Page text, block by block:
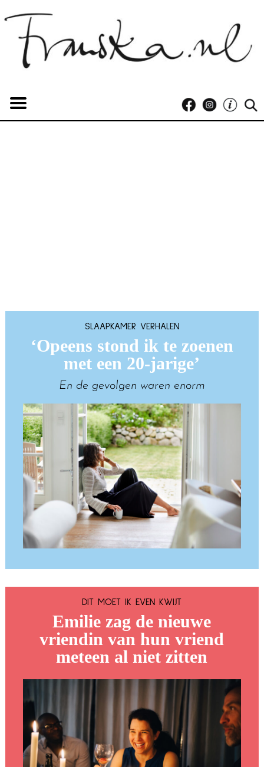
SLAAPKAMER VERHALEN
‘Opeens stond ik te zoenen
met een 20-jarige’
En de gevolgen waren enorm
DIT MOET IK EVEN KWIJT
Emilie zag de nieuwe
vriendin van hun vriend
meteen al niet zitten